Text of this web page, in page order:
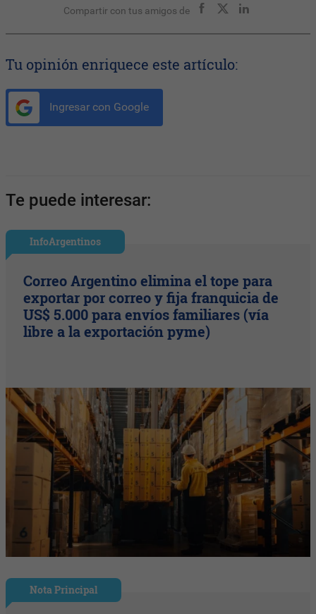
Compartir con tus amigos de
Tu opinión enriquece este artículo:
Ingresar con Google
Te puede interesar:
InfoArgentinos
Correo Argentino elimina el tope para
exportar por correo y fija franquicia de
US$ 5.000 para envíos familiares (vía
libre a la exportación pyme)
Nota Principal